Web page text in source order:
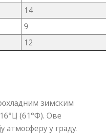
14
9
12
зимским
(61°Ф). Ове
атмосферу у граду.